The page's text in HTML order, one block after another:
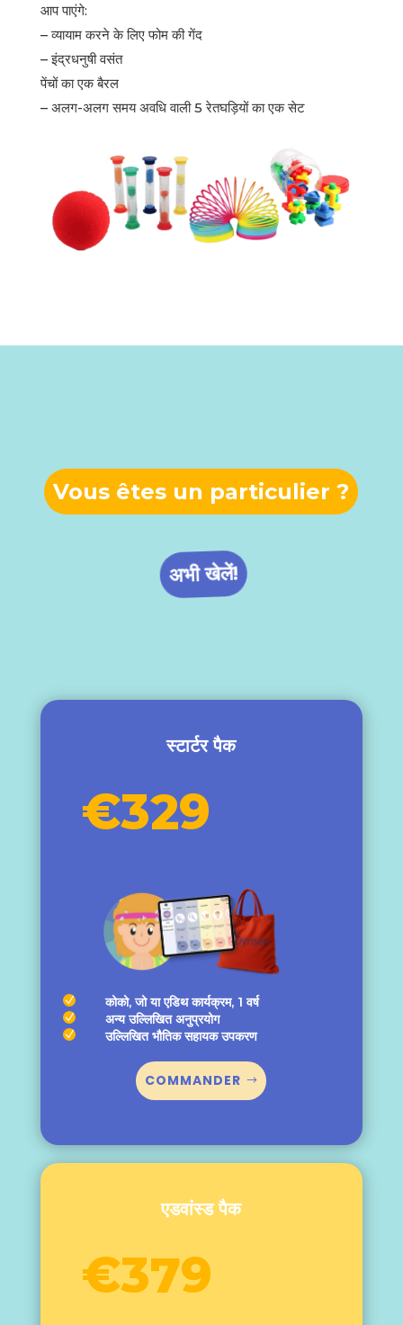
आप पाएंगे:
– व्यायाम करने के लिए फोम की गेंद
– इंद्रधनुषी वसंत
पेंचों का एक बैरल
– अलग-अलग समय अवधि वाली 5 रेतघड़ियों का एक सेट
Vous êtes un particulier ?
अभी खेलें!
स्टार्टर पैक
€329
N कोको, जो या एडिथ कार्यक्रम, 1 वर्ष
N अन्य उल्लिखित अनुप्रयोग
N उल्लिखित भौतिक सहायक उपकरण
COMMANDER
एडवांस्ड पैक
€379